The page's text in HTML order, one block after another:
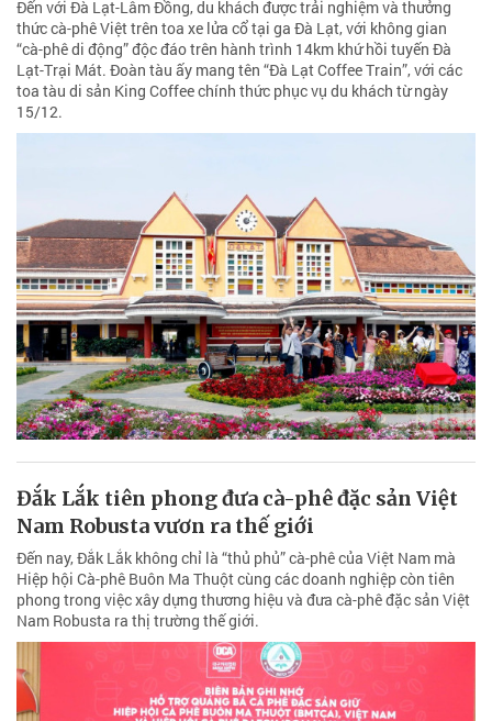
Đến với Đà Lạt-Lâm Đồng, du khách được trải nghiệm và thưởng
thức cà-phê Việt trên toa xe lửa cổ tại ga Đà Lạt, với không gian
“cà-phê di động” độc đáo trên hành trình 14km khứ hồi tuyến Đà
Lạt-Trại Mát. Đoàn tàu ấy mang tên “Đà Lạt Coffee Train”, với các
toa tàu di sản King Coffee chính thức phục vụ du khách từ ngày
15/12.
Đắk Lắk tiên phong đưa cà-phê đặc sản Việt
Nam Robusta vươn ra thế giới
Đến nay, Đắk Lắk không chỉ là “thủ phủ” cà-phê của Việt Nam mà
Hiệp hội Cà-phê Buôn Ma Thuột cùng các doanh nghiệp còn tiên
phong trong việc xây dựng thương hiệu và đưa cà-phê đặc sản Việt
Nam Robusta ra thị trường thế giới.